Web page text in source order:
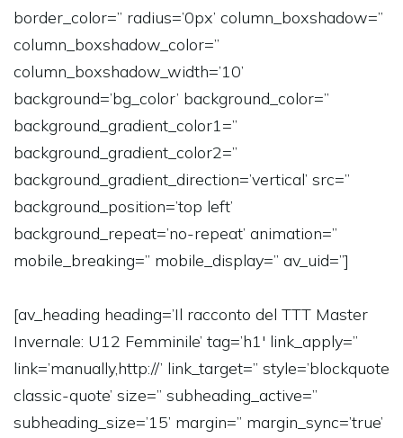
border_color=” radius=’0px’ column_boxshadow=”
column_boxshadow_color=”
column_boxshadow_width=’10’
background=’bg_color’ background_color=”
background_gradient_color1=”
background_gradient_color2=”
background_gradient_direction=’vertical’ src=”
background_position=’top left’
background_repeat=’no-repeat’ animation=”
mobile_breaking=” mobile_display=” av_uid=”]
[av_heading heading=’Il racconto del TTT Master
Invernale: U12 Femminile’ tag=’h1′ link_apply=”
link=’manually,http://’ link_target=” style=’blockquote
classic-quote’ size=” subheading_active=”
subheading_size=’15’ margin=” margin_sync=’true’